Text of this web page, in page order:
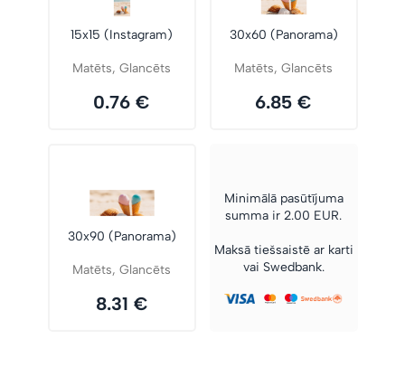
15x15 (Instagram)
Matēts, Glancēts
0.76 €
30x60 (Panorama)
Matēts, Glancēts
6.85 €
30x90 (Panorama)
Matēts, Glancēts
8.31 €
Minimālā pasūtījuma
summa ir 2.00 EUR.
Maksā tiešsaistē ar karti
vai Swedbank.